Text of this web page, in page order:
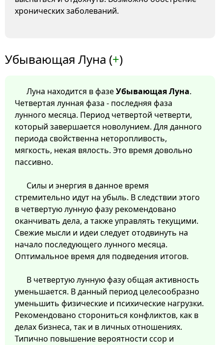
хронических заболеваний.
Убывающая Луна (+)
Луна находится в фазеУбывающая Луна.
Четвертая лунная фаза - последняя фаза
лунного месяца. Период четвертой четверти,
который завершается новолунием. Для данного
периода свойственна неторопливость,
мягкость, некая вялость. Это время довольно
пассивно.
Силы и энергия в данное время
стремительно идут на убыль. В следствии этого
в четвертую лунную фазу рекомендовано
оканчивать дела, а также управлять текущими.
Свежие мысли и идеи следует отодвинуть на
начало последующего лунного месяца.
Оптимальное время для подведения итогов.
В четвертую лунную фазу общая активность
уменьшается. В данный период целесообразно
уменьшить физические и психические нагрузки.
Рекомендовано сторониться конфликтов, как в
делах бизнеса, так и в личных отношениях.
Типично повышение вероятности ссор и